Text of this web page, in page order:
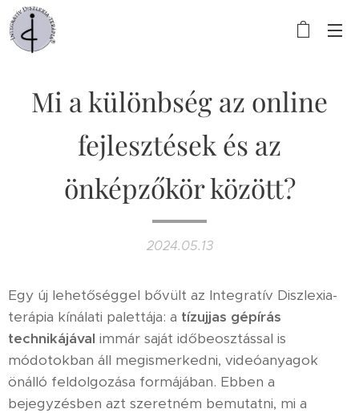
Mi a különbség az online
fejlesztések és az
önképzőkör között?
2024.05.13
Egy új lehetőséggel bővült az Integratív Diszlexia-
terápia kínálati palettája: a tízujjas gépírás
technikájával immár saját időbeosztással is
módotokban áll megismerkedni, videóanyagok
önálló feldolgozása formájában. Ebben a
bejegyzésben azt szeretném bemutatni, mi a